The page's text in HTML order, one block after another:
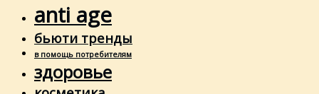
anti age
бьюти тренды
в помощь потребителям
здоровье